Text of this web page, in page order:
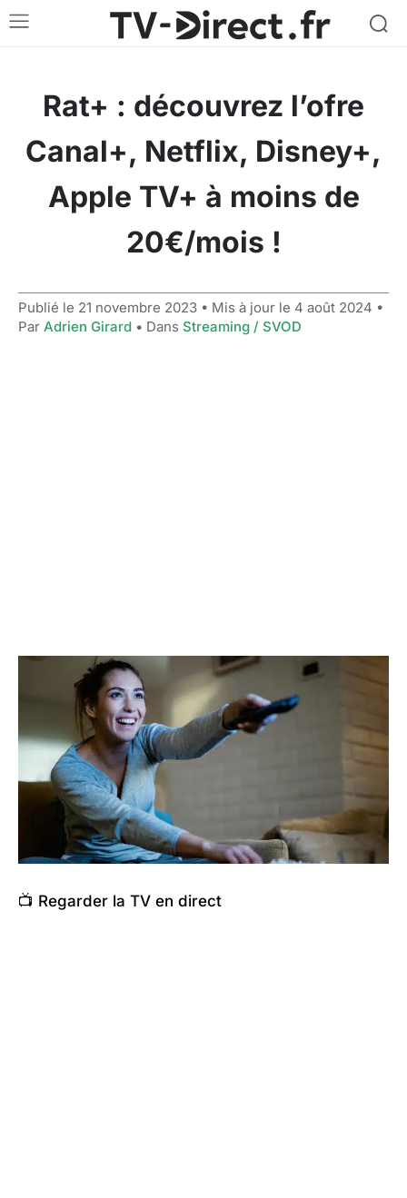
Rat+ : découvrez l’ofre
Canal+, Netflix, Disney+,
Apple TV+ à moins de
20€/mois !
Publié le 21 novembre 2023 • Mis à jour le 4 août 2024 •
Par Adrien Girard • Dans Streaming / SVOD
📺 Regarder la TV en direct